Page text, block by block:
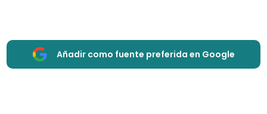
Añadir como fuente preferida en Google